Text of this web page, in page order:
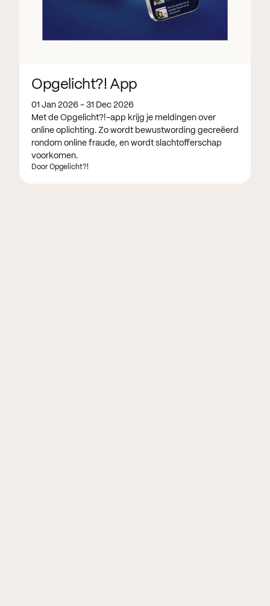
Opgelicht?! App
01 Jan 2026 - 31 Dec 2026
Met de Opgelicht?!-app krijg je meldingen over
online oplichting. Zo wordt bewustwording gecreëerd
rondom online fraude, en wordt slachtofferschap
voorkomen.
Door Opgelicht?!